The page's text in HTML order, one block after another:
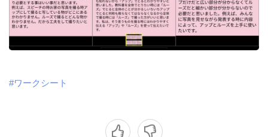
#ワークシート